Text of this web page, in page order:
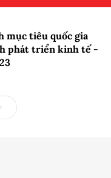
mục tiêu quốc gia
phát triển kinh tế -